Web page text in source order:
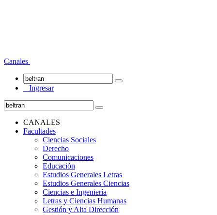
Canales
Ingresar
CANALES
Facultades
Ciencias Sociales
Derecho
Comunicaciones
Educación
Estudios Generales Letras
Estudios Generales Ciencias
Ciencias e Ingeniería
Letras y Ciencias Humanas
Gestión y Alta Dirección